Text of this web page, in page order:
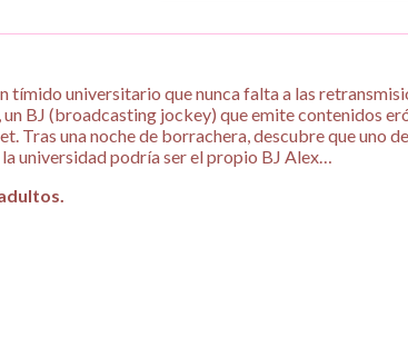
tímido universitario que nunca falta a las
BJ (broadcasting jockey) que emite contenidos
Tras una noche de borrachera, descubre que uno
universidad podría ser el propio BJ Alex…